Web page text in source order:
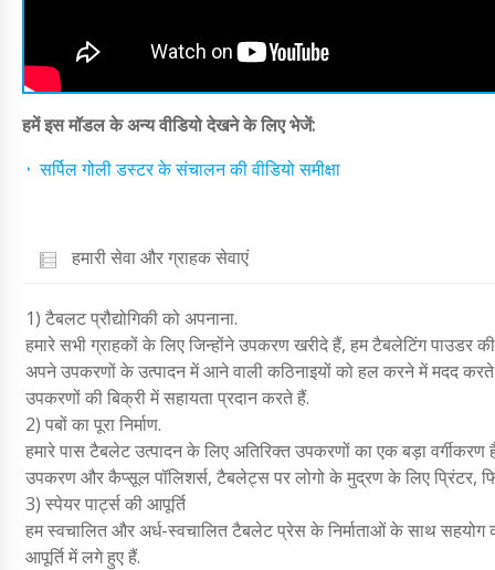
हमें इस मॉडल के अन्य वीडियो देखने के लिए भेजें:
सर्पिल गोली डस्टर के संचालन की वीडियो समीक्षा
हमारी सेवा और ग्राहक सेवाएं
1) टैबलट प्रौद्योगिकी को अपनाना.
हमारे सभी ग्राहकों के लिए जिन्होंने उपकरण खरीदे हैं, हम टैबलेटिंग पाउडर
अपने उपकरणों के उत्पादन में आने वाली कठिनाइयों को हल करने में मदद
उपकरणों की बिक्री में सहायता प्रदान करते हैं.
2) पबों का पूरा निर्माण.
हमारे पास टैबलेट उत्पादन के लिए अतिरिक्त उपकरणों का एक बड़ा
उपकरण और कैप्सूल पॉलिशर्स, टैबलेट्स पर लोगो के मुद्रण के लिए
3) स्पेयर पार्ट्स की आपूर्ति
हम स्वचालित और अर्ध-स्वचालित टैबलेट प्रेस के निर्माताओं के साथ
आपूर्ति में लगे हुए हैं.